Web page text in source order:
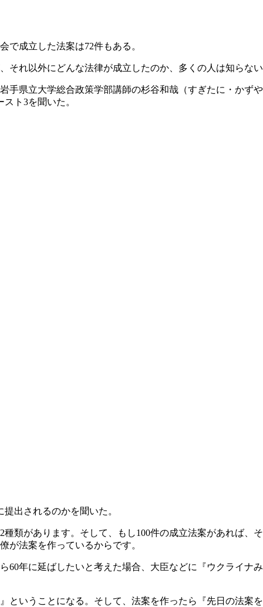
で成立した法案は72件もある。
それ以外にどんな法律が成立したのか、多くの人は知らな
手県立大学総合政策学部講師の杉谷和哉（すぎたに・かず
ト3を聞いた。
出されるのかを聞いた。
類があります。そして、もし100件の成立法案があれば、
が法案を作っているからです。
60年に延ばしたいと考えた場合、大臣などに『ウクライナ
ということになる。そして、法案を作ったら『先日の法案